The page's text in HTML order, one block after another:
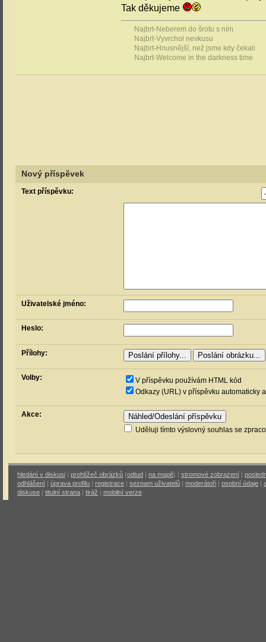
Tak děkujeme
Najbrt-Neberem do šrotu s ním
Najbrt-Vyvrchol nevkusu
Najbrt-Hnusnější, než jsme kdy čekali
Najbrt-Welcome in the darkness time
Nový příspěvek
Text příspěvku:
Uživatelské jméno:
Heslo:
Přílohy:
Volby:
V příspěvku používám HTML kód
Odkazy (URL) v příspěvku automaticky
Akce:
Uděluji tímto výslovný souhlas se
hledání v diskusi | prohlížeč obrázků (odtud | na mapě) | stromové zobrazení |
odhlášení | úprava profilu | registrace | seznam uživatelů | moderátoři | osobní údaje |
diskuse | titulní strana | tiráž | mobilní verze